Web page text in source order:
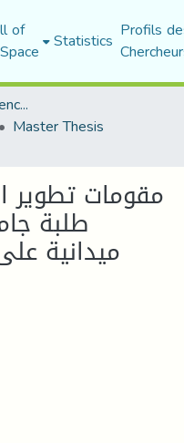
of Statistics Profils
Faculty of Economic Sciences, Commerce and Management Sciences
Master Thesis
مقومات تطوير
طلبة
ميدانية